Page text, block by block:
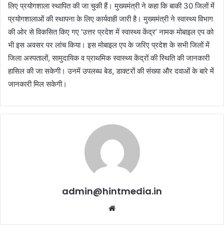
लिए प्रयोगशाला स्थापित की जा चुकी हैं। मुख्यमंत्री ने कहा कि बाकी 30 जिलों में
प्रयोगशालाओं की स्थापना के लिए कार्यवाही जारी है। मुख्यमंत्री ने स्वास्थ्य विभाग
की ओर से विकसित किए गए ‘उत्तर प्रदेश में स्वास्थ्य केंद्र’ नामक मोबाइल एप को
भी इस अवसर पर लांच किया। इस मोबाइल एप के जरिए प्रदेश के सभी जिलों में
जिला अस्पतालों, सामुदायिक व प्राथमिक स्वास्थ्य केंद्रों की स्थिति की जानकारी
हासिल की जा सकेगी। उनमें उपलब्ध बेड, डाक्टरों की संख्या और दवाओं के बारे में
जानकारी मिल सकेगी।
admin@hintmedia.in